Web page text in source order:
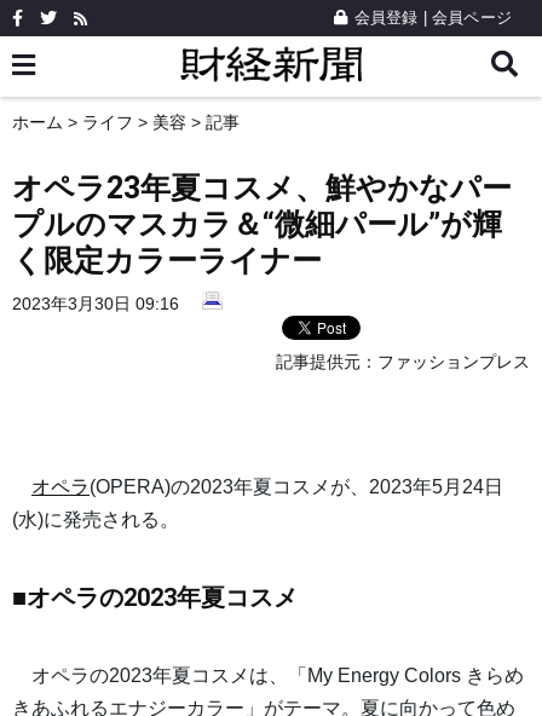
会員登録 会員ページ
ホーム > ライフ > 美容 > 記事
オペラ23年夏コスメ、鮮やかなパー
プルのマスカラ＆“微細パール”が輝
く限定カラーライナー
2023年3月30日 09:16
記事提供元： ファッションプレス
オペラ(OPERA)の2023年夏コスメが、2023年5月24日
(水)に発売される。
■オペラの2023年夏コスメ
オペラの2023年夏コスメは、「My Energy Colors きらめ
きあふれるエナジーカラー」がテーマ。夏に向かって色め